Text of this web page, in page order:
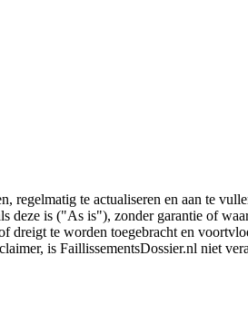
te actualiseren en aan te
deze is ("As is"), zonder garantie of
dreigt te worden toegebracht en
is FaillissementsDossier.nl niet